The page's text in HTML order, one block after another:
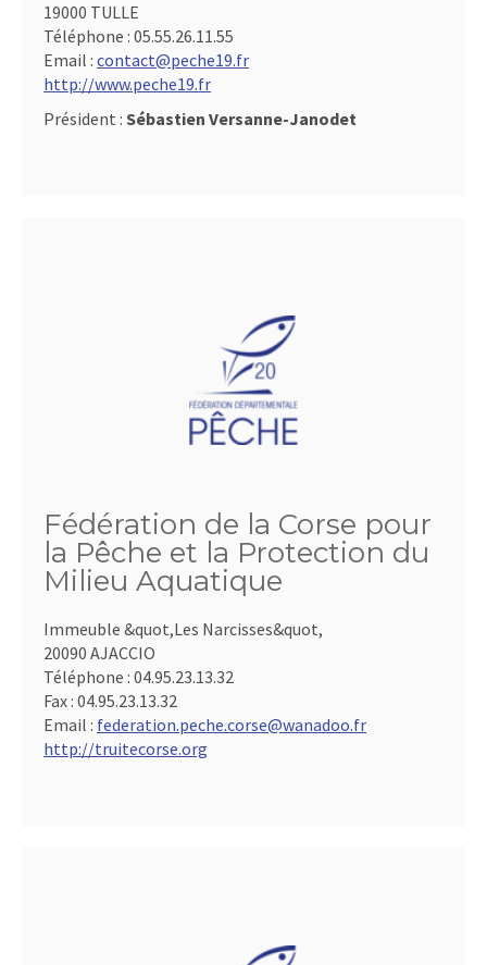
19000 TULLE
Téléphone : 05.55.26.11.55
Email : contact@peche19.fr
http://www.peche19.fr
Président : Sébastien Versanne-Janodet
Fédération de la Corse pour
la Pêche et la Protection du
Milieu Aquatique
Immeuble &quot,Les Narcisses&quot,
20090 AJACCIO
Téléphone : 04.95.23.13.32
Fax : 04.95.23.13.32
Email : federation.peche.corse@wanadoo.fr
http://truitecorse.org